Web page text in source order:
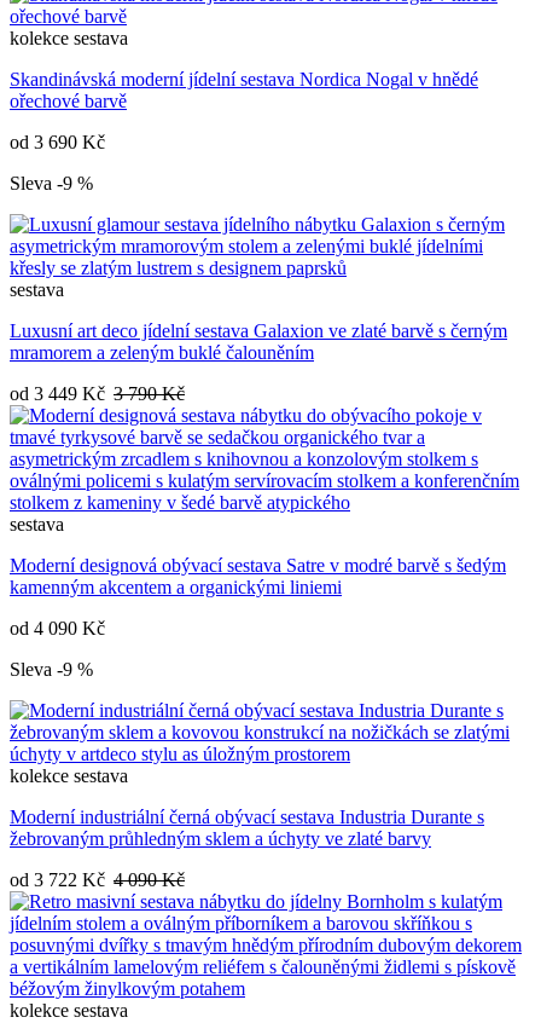
kolekce sestava
Skandinávská moderní jídelní sestava Nordica Nogal v hnědé
ořechové barvě
od 3 690 Kč
Sleva -9 %
sestava
Luxusní art deco jídelní sestava Galaxion ve zlaté barvě s černým
mramorem a zeleným buklé čalouněním
od 3 449 Kč 3 790 Kč
sestava
Moderní designová obývací sestava Satre v modré barvě s šedým
kamenným akcentem a organickými liniemi
od 4 090 Kč
Sleva -9 %
kolekce sestava
Moderní industriální černá obývací sestava Industria Durante s
žebrovaným průhledným sklem a úchyty ve zlaté barvy
od 3 722 Kč 4 090 Kč
kolekce sestava